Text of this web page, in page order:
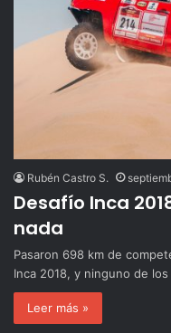
Rubén Castro S.
Desafío Inca
nada
Pasaron 698 km de
Inca 2018, y ninguno de
Leer más »